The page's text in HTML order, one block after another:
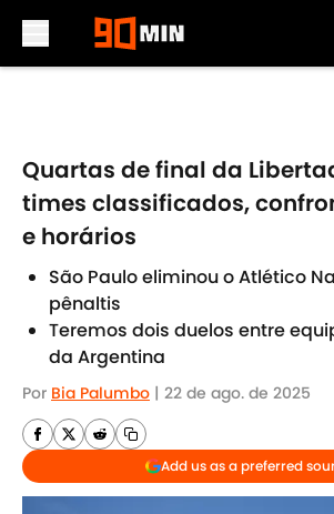
Quartas de final da
times classificados,
e horários
São Paulo eliminou o Atlético
pênaltis
Teremos dois duelos entre
da Argentina
Por Bia Palumbo | 22 de ago. de 2025
Add us as a preferred